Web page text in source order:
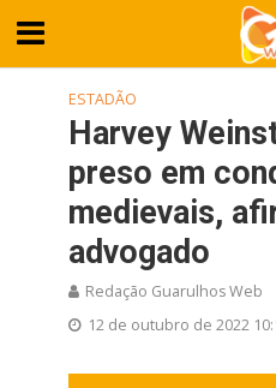
ESTADÃO
Harvey
preso em
medievais,
advogado
Redação Guarulhos Web
12 de outubro de 2022